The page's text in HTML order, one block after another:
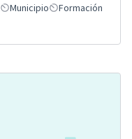
Municipio
Formación